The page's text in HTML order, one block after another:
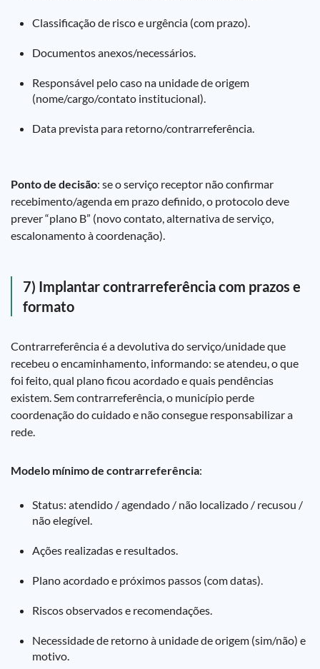
Classificação de risco e urgência (com prazo).
Documentos anexos/necessários.
Responsável pelo caso na unidade de origem
(nome/cargo/contato institucional).
Data prevista para retorno/contrarreferência.
Ponto de decisão: se o serviço receptor não confirmar
recebimento/agenda em prazo definido, o protocolo deve
prever “plano B” (novo contato, alternativa de serviço,
escalonamento à coordenação).
7) Implantar contrarreferência com prazos e
formato
Contrarreferência é a devolutiva do serviço/unidade que
recebeu o encaminhamento, informando: se atendeu, o que
foi feito, qual plano ficou acordado e quais pendências
existem. Sem contrarreferência, o município perde
coordenação do cuidado e não consegue responsabilizar a
rede.
Modelo mínimo de contrarreferência:
Status: atendido / agendado / não localizado / recusou /
não elegível.
Ações realizadas e resultados.
Plano acordado e próximos passos (com datas).
Riscos observados e recomendações.
Necessidade de retorno à unidade de origem (sim/não) e
motivo.